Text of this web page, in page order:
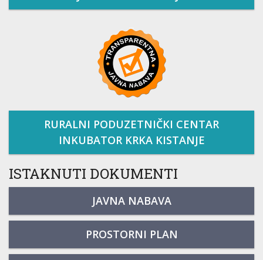
RURALNI PODUZETNIČKI CENTAR
INKUBATOR KRKA KISTANJE
ISTAKNUTI DOKUMENTI
JAVNA NABAVA
PROSTORNI PLAN